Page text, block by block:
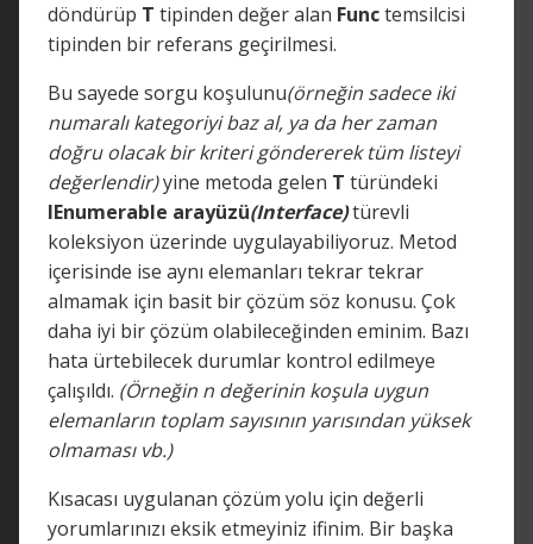
döndürüp T tipinden değer alan Functemsilcisi
tipinden bir referans geçirilmesi.
Bu sayede sorgu koşulunu(örneğin sadece iki
numaralı kategoriyi baz al, ya da her zaman
doğru olacak bir kriteri göndererek tüm listeyi
değerlendir)yine metoda gelen T türündeki
IEnumerable arayüzü(Interface)türevli
koleksiyon üzerinde uygulayabiliyoruz. Metod
içerisinde ise aynı elemanları tekrar tekrar
almamak için basit bir çözüm söz konusu. Çok
daha iyi bir çözüm olabileceğinden eminim. Bazı
hata ürtebilecek durumlar kontrol edilmeye
çalışıldı. (Örneğin n değerinin koşula uygun
elemanların toplam sayısının yarısından yüksek
olmaması vb.)
Kısacası uygulanan çözüm yolu için değerli
yorumlarınızı eksik etmeyiniz ifinim. Bir başka